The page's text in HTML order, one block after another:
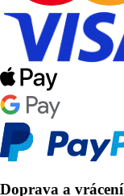
Doprava a vrácení